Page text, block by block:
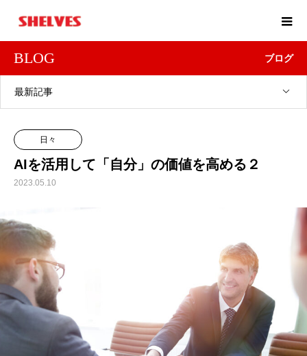
BLOG ブログ
最新記事
日々
AIを活用して「自分」の価値を高める２
2023.05.10